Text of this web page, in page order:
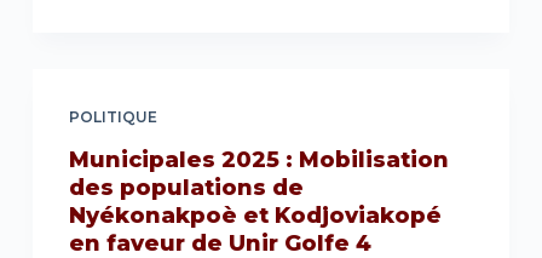
POLITIQUE
Municipales 2025 : Mobilisation
des populations de
Nyékonakpoè et Kodjoviakopé
en faveur de Unir Golfe 4